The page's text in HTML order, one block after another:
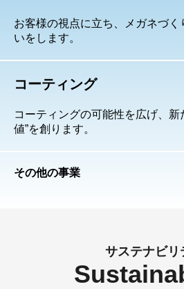
お客様の視点に立ち、メガネづく
いをします。
コーティング
コーティングの可能性を広げ、新
値”を創ります。
その他の事業
サステナビリ